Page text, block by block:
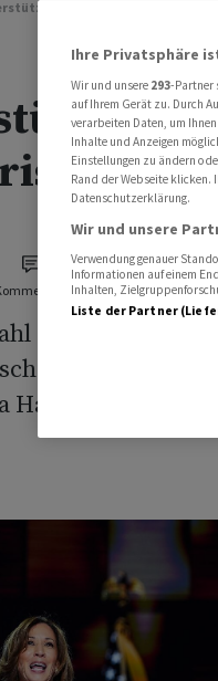
angeblich Kamala Harris
in den USA hat
Harris erklärt.
Ihre Privatsphäre
Wir und unsere 293-Partner
auf Ihrem Gerät zu. Durch
verarbeiten Daten, um
Inhalte und Anzeigen
Einstellungen zu ändern
Rand der Webseite klicken.
Datenschutzerklärung.
Wir und unsere
Verwendung genauer
Informationen auf einem
Inhalten,
Liste der Partner